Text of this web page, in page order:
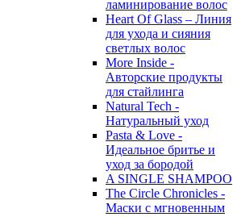
ламинирование волос
Heart Of Glass – Линия
для ухода и сияния
светлых волос
More Inside -
Авторские продукты
для стайлинга
Natural Tech -
Натуральный уход
Pasta & Love -
Идеальное бритье и
уход за бородой
A SINGLE SHAMPOO
The Circle Chronicles -
Маски с мгновенным